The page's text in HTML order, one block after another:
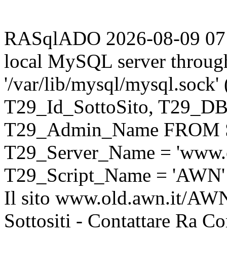
RASqlADO 2026-08-09
local MySQL server
'/var/lib/mysql/mysql.sock'
T29_Id_SottoSito,
T29_Admin_Name
T29_Server_Name =
T29_Script_Name = 'AWN'
Il sito www.old.awn.it/
Sottositi - Contattare Ra